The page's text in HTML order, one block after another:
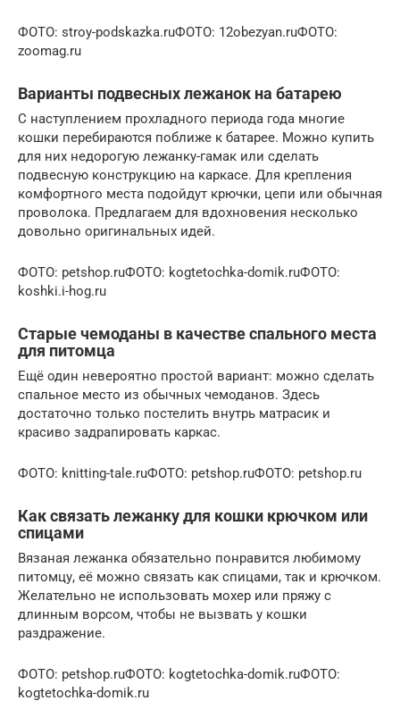
ФОТО: stroy-podskazka.ruФОТО: 12obezyan.ruФОТО:
zoomag.ru
Варианты подвесных лежанок на батарею
С наступлением прохладного периода года многие
кошки перебираются поближе к батарее. Можно купить
для них недорогую лежанку-гамак или сделать
подвесную конструкцию на каркасе. Для крепления
комфортного места подойдут крючки, цепи или обычная
проволока. Предлагаем для вдохновения несколько
довольно оригинальных идей.
ФОТО: petshop.ruФОТО: kogtetochka-domik.ruФОТО:
koshki.i-hog.ru
Старые чемоданы в качестве спального места
для питомца
Ещё один невероятно простой вариант: можно сделать
спальное место из обычных чемоданов. Здесь
достаточно только постелить внутрь матрасик и
красиво задрапировать каркас.
ФОТО: knitting-tale.ruФОТО: petshop.ruФОТО: petshop.ru
Как связать лежанку для кошки крючком или
спицами
Вязаная лежанка обязательно понравится любимому
питомцу, её можно связать как спицами, так и крючком.
Желательно не использовать мохер или пряжу с
длинным ворсом, чтобы не вызвать у кошки
раздражение.
ФОТО: petshop.ruФОТО: kogtetochka-domik.ruФОТО:
kogtetochka-domik.ru